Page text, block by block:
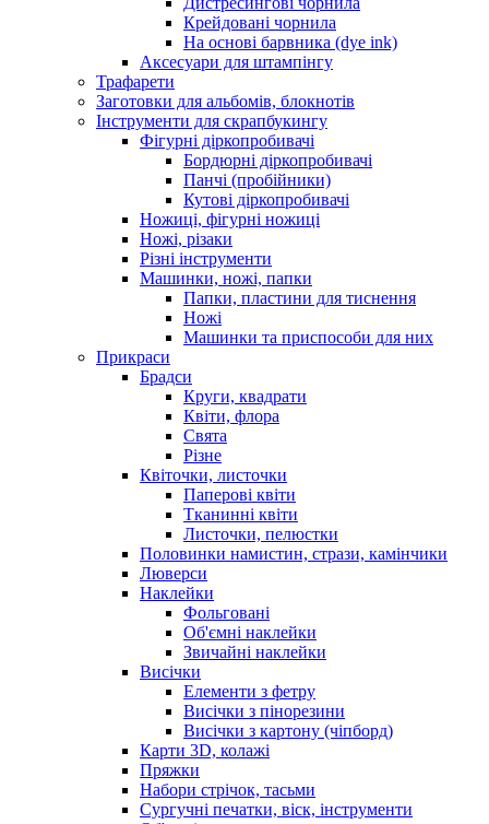
Крейдовані чорнила
На основі барвника (dye ink)
Аксесуари для штампінгу
Трафарети
Заготовки для альбомів, блокнотів
Інструменти для скрапбукингу
Фігурні діркопробивачі
Бордюрні діркопробивачі
Панчі (пробійники)
Кутові діркопробивачі
Ножиці, фігурні ножиці
Ножі, різаки
Різні інструменти
Машинки, ножі, папки
Папки, пластини для тиснення
Ножі
Машинки та приспособи для них
Прикраси
Брадси
Круги, квадрати
Квіти, флора
Свята
Різне
Квіточки, листочки
Паперові квіти
Тканинні квіти
Листочки, пелюстки
Половинки намистин, стрази, камінчики
Люверси
Наклейки
Фольговані
Об'ємні наклейки
Звичайні наклейки
Висічки
Елементи з фетру
Висічки з пінорезини
Висічки з картону (чіпборд)
Карти 3D, колажі
Пряжки
Набори стрічок, тасьми
Сургучні печатки, віск, інструменти